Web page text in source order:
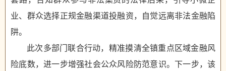
业、群众选择正规金融渠道投融资，自觉远离非法金融陷
阱。
此次多部门联合行动，精准摸清全镇重点区域金融风
险底数，进一步增强社会公众风险防范意识。下一步，该